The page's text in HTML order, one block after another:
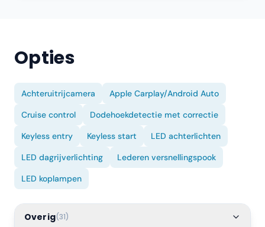
Opties
Achteruitrijcamera
Apple Carplay/Android Auto
Cruise control
Dodehoekdetectie met correctie
Keyless entry
Keyless start
LED achterlichten
LED dagrijverlichting
Lederen versnellingspook
LED koplampen
Overig(31)